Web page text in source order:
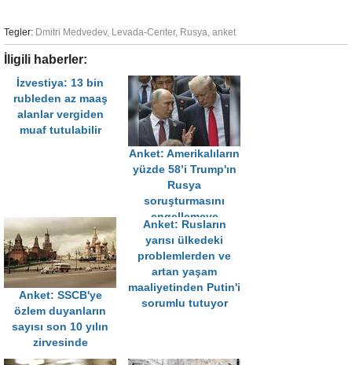
Tegler: Dmitri Medvedev, Levada-Center, Rusya, anket
İligili haberler:
İzvestiya: 13 bin
rubleden az maaş
alanlar vergiden
muaf tutulabilir
Anket: Amerikalıların
yüzde 58’i Trump'ın
Rusya
soruşturmasını
engellemeye
Anket: SSCB'ye
özlem duyanların
sayısı son 10 yılın
zirvesinde
Anket: Rusların
yarısı ülkedeki
problemlerden ve
artan yaşam
maaliyetinden Putin'i
sorumlu tutuyor